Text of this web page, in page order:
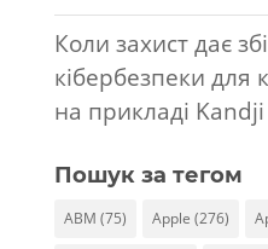
Коли захист дає
кібербезпеки для
на прикладі Kandji
Пошук за тегом
ABM (75) Apple (276)